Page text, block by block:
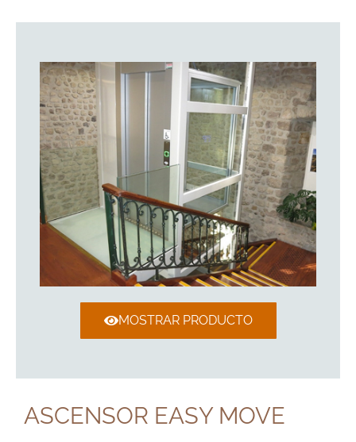
MOSTRAR PRODUCTO
ASCENSOR EASY MOVE